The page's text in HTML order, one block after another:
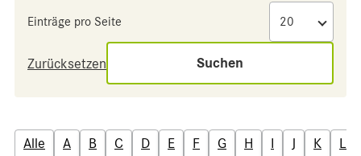
Einträge pro Seite
Zurücksetzen Suchen
Alle A B C D E F G H I J K L